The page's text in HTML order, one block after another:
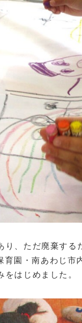
、ただ廃棄す
園・南あわじ市
はじめました。